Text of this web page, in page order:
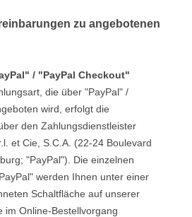
zu angebotenen
/ "PayPal Checkout"
die über "PayPal" /
wird, erfolgt die
den Zahlungsdienstleister
et Cie, S.C.A. (22-24 Boulevard
"PayPal"). Die einzelnen
werden Ihnen unter einer
Schaltfläche auf unserer
im Online-Bestellvorgang